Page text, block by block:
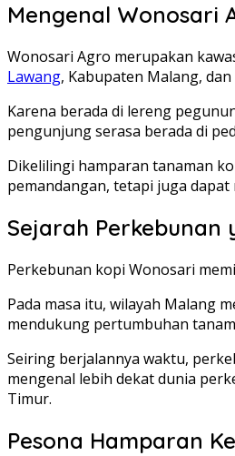
Mengenal Wonosari
Wonosari Agro merupakan
Lawang, Kabupaten Malang,
Karena berada di lereng
pengunjung serasa berada di
Dikelilingi hamparan tanaman
pemandangan, tetapi juga
Sejarah Perkebunan
Perkebunan kopi Wonosari
Pada masa itu, wilayah Malang
mendukung pertumbuhan
Seiring berjalannya waktu,
mengenal lebih dekat dunia
Timur.
Pesona Hamparan